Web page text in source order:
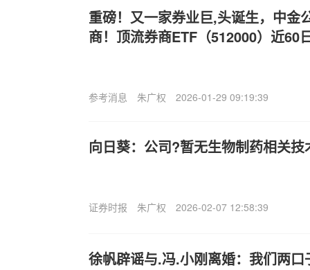
重磅！又一家券业巨,头诞生，中金
商！顶流券商ETF（512000）近60
参考消息 朱广权 2026-01-29 09:19:39
向日葵：公司?暂无生物制药相关技
证券时报 朱广权 2026-02-07 12:58:39
徐帆辟谣与.冯.小刚离婚：我们两